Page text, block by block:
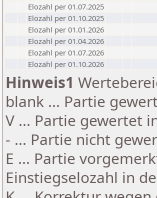
Elozahl per 01.07.2025
Elozahl per 01.10.2025
Elozahl per 01.01.2026
Elozahl per 01.04.2026
Elozahl per 01.07.2026
Elozahl per 01.10.2026
Hinweis1
blank ... Partie
V ... Partie gewertet
- ... Partie nicht
E ... Partie
Einstiegselozahl in